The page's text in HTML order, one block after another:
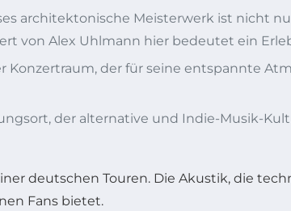
architektonische Meisterwerk ist nicht
von Alex Uhlmann hier bedeutet ein
Konzertraum, der für seine entspannte
der alternative und Indie-Musik-
deutschen Touren. Die Akustik, die
Fans bietet.